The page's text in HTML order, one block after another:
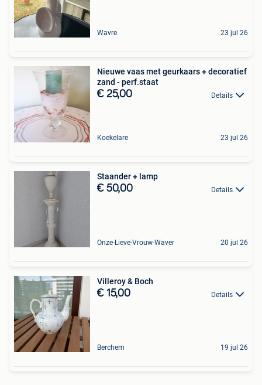
Wavre 23 jul 26
Nieuwe vaas met geurkaars + decoratief
zand - perf.staat
€ 25,00 Details
Koekelare 23 jul 26
Staander + lamp
€ 50,00 Details
Onze-Lieve-Vrouw-Waver 20 jul 26
Villeroy & Boch
€ 15,00 Details
Berchem 19 jul 26